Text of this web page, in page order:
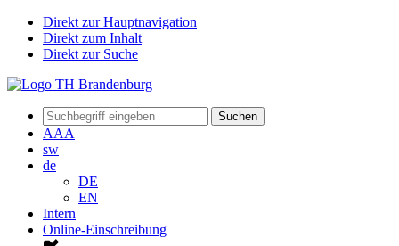
Direkt zur Hauptnavigation
Direkt zum Inhalt
Direkt zur Suche
Suchen
AAA
sw
de
DE
EN
Intern
Online-Einschreibung